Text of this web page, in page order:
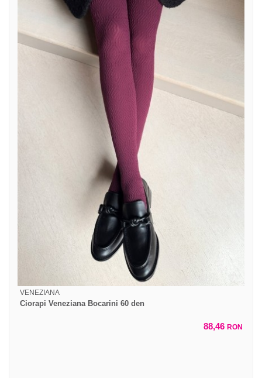
VENEZIANA
Ciorapi Veneziana Bocarini 60 den
88,46 RON